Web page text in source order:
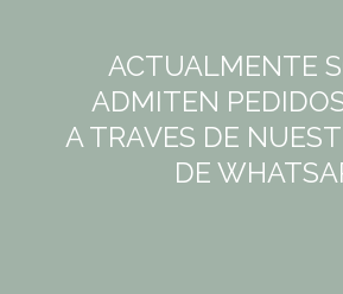
ACTUALMENTE
ADMITEN
A TRAVES DE
DE